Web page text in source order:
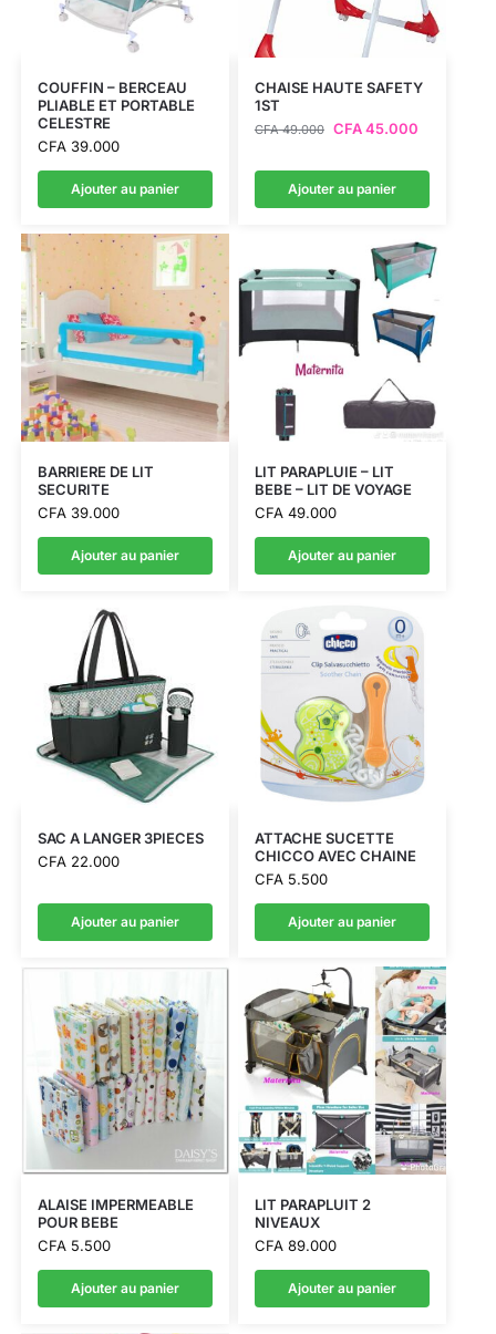
COUFFIN – BERCEAU
PLIABLE ET PORTABLE
CELESTRE
CFA39.000
Ajouter au panier
CHAISE HAUTE SAFETY
1ST
CFA49.000 CFA45.000
Ajouter au panier
BARRIERE DE LIT
SECURITE
CFA39.000
Ajouter au panier
LIT PARAPLUIE – LIT
BEBE – LIT DE VOYAGE
CFA49.000
Ajouter au panier
SAC A LANGER 3PIECES
CFA22.000
Ajouter au panier
ATTACHE SUCETTE
CHICCO AVEC CHAINE
CFA5.500
Ajouter au panier
ALAISE IMPERMEABLE
POUR BEBE
CFA5.500
Ajouter au panier
LIT PARAPLUIT 2
NIVEAUX
CFA89.000
Ajouter au panier